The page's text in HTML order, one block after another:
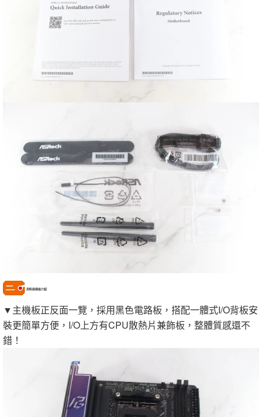
用料與規格介紹
▼主機板正反面一覽，採用黑色電路板，搭配一體式I/O背板安
裝更簡單方便，I/O上方有CPU散熱片兼飾板，整體質感還不
錯！